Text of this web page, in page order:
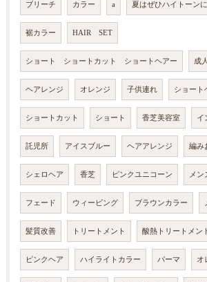
ブリーチ カラー a 夏はぜひハイトーンに
裾カラー HAIR SET
ショート ショートカット ショートヘアー 成
ヘアレンジ オレンジ 子供連れ ショート
ショートカット ショート 香芝美容室 イ
託児所 アイスブルー ヘアアレンジ 編み
シェロヘア 香芝 ピンクユニコーン メン
フェード ウィービング ブラウンカラー
髪質改善 トリートメント 酸熱トリートメン
ピンクヘア ハイライトカラー パーマ オ